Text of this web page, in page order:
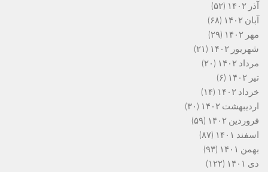
آذر ۱۴۰۲
(۵۲)
آبان ۱۴۰۲
(۶۸)
مهر ۱۴۰۲
(۲۹)
شهریور ۱۴۰۲
(۲۱)
مرداد ۱۴۰۲
(۲۰)
تیر ۱۴۰۲
(۶)
خرداد ۱۴۰۲
(۱۴)
اردیبهشت ۱۴۰۲
(۳۰)
فروردین ۱۴۰۲
(۵۹)
اسفند ۱۴۰۱
(۸۷)
بهمن ۱۴۰۱
(۹۳)
دی ۱۴۰۱
(۱۲۲)